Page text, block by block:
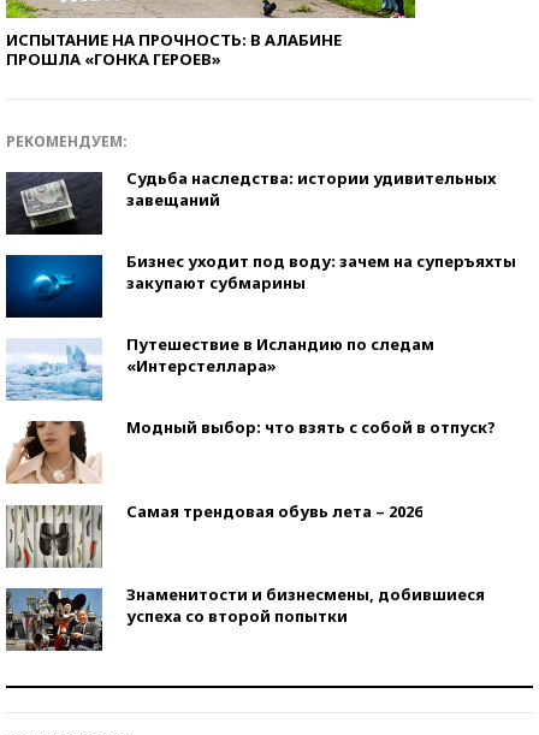
ИСПЫТАНИЕ НА ПРОЧНОСТЬ: В АЛАБИНЕ
ПРОШЛА «ГОНКА ГЕРОЕВ»
РЕКОМЕНДУЕМ:
Судьба наследства: истории удивительных
завещаний
Бизнес уходит под воду: зачем на суперъяхты
закупают субмарины
Путешествие в Исландию по следам
«Интерстеллара»
Модный выбор: что взять с собой в отпуск?
Самая трендовая обувь лета – 2026
Знаменитости и бизнесмены, добившиеся
успеха со второй попытки